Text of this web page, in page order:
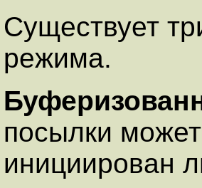
Существует
режима.
посылки может
инициирован